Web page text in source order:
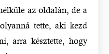
az oldalán, de a
tette, aki kezd
arra késztette, hogy